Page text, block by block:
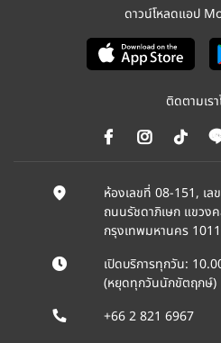
ดาวน์โหลดแอป
ติดตามเร
ห้องเลขที่ 08-151, เล
ถนนรัชดาภิเษก แขวง
กรุงเทพมหานคร
เปิดบริการทุกวัน:
(หยุดทุกวันนักขัตฤกษ์)
+66 2 821 6967